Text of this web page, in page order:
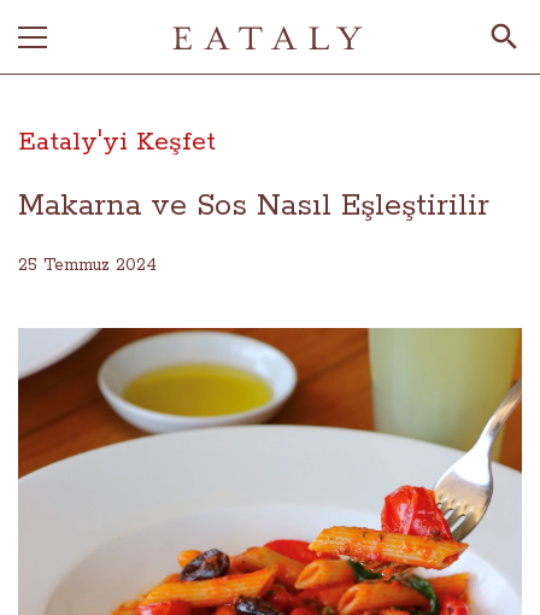
Eataly'yi Keşfet
Makarna ve Sos Nasıl Eşleştirilir
25 Temmuz 2024